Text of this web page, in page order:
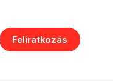
Feliratkozás